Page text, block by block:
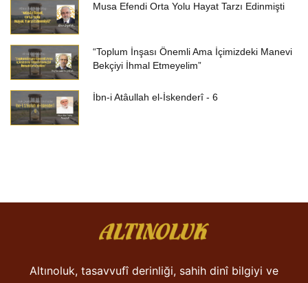
Musa Efendi Orta Yolu Hayat Tarzı Edinmişti
“Toplum İnşası Önemli Ama İçimizdeki Manevi
Bekçiyi İhmal Etmeyelim”
İbn-i Atâullah el-İskenderî - 6
Altınoluk, tasavvufî derinliği, sahih dinî bilgiyi ve